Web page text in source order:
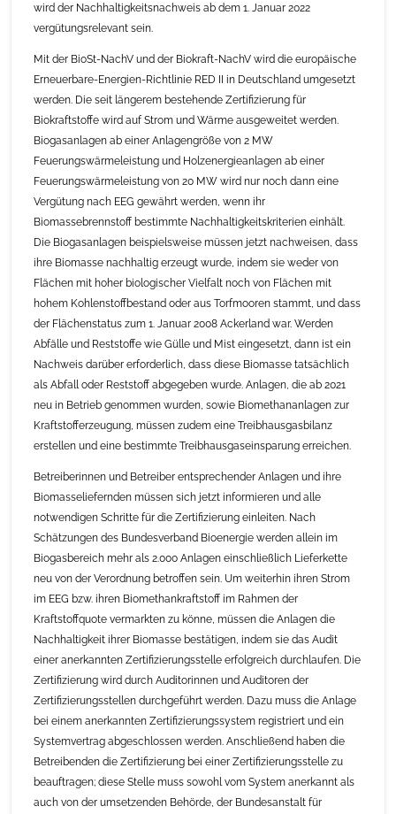
wird der Nachhaltigkeitsnachweis ab dem 1. Januar 2022
vergütungsrelevant sein.
Mit der BioSt-NachV und der Biokraft-NachV wird die europäische
Erneuerbare-Energien-Richtlinie RED II in Deutschland umgesetzt
werden. Die seit längerem bestehende Zertifizierung für
Biokraftstoffe wird auf Strom und Wärme ausgeweitet werden.
Biogasanlagen ab einer Anlagengröße von 2 MW
Feuerungswärmeleistung und Holzenergieanlagen ab einer
Feuerungswärmeleistung von 20 MW wird nur noch dann eine
Vergütung nach EEG gewährt werden, wenn ihr
Biomassebrennstoff bestimmte Nachhaltigkeitskriterien einhält.
Die Biogasanlagen beispielsweise müssen jetzt nachweisen, dass
ihre Biomasse nachhaltig erzeugt wurde, indem sie weder von
Flächen mit hoher biologischer Vielfalt noch von Flächen mit
hohem Kohlenstoffbestand oder aus Torfmooren stammt, und dass
der Flächenstatus zum 1. Januar 2008 Ackerland war. Werden
Abfälle und Reststoffe wie Gülle und Mist eingesetzt, dann ist ein
Nachweis darüber erforderlich, dass diese Biomasse tatsächlich
als Abfall oder Reststoff abgegeben wurde. Anlagen, die ab 2021
neu in Betrieb genommen wurden, sowie Biomethananlagen zur
Kraftstofferzeugung, müssen zudem eine Treibhausgasbilanz
erstellen und eine bestimmte Treibhausgaseinsparung erreichen.
Betreiberinnen und Betreiber entsprechender Anlagen und ihre
Biomasseliefernden müssen sich jetzt informieren und alle
notwendigen Schritte für die Zertifizierung einleiten. Nach
Schätzungen des Bundesverband Bioenergie werden allein im
Biogasbereich mehr als 2.000 Anlagen einschließlich Lieferkette
neu von der Verordnung betroffen sein. Um weiterhin ihren Strom
im EEG bzw. ihren Biomethankraftstoff im Rahmen der
Kraftstoffquote vermarkten zu könne, müssen die Anlagen die
Nachhaltigkeit ihrer Biomasse bestätigen, indem sie das Audit
einer anerkannten Zertifizierungsstelle erfolgreich durchlaufen. Die
Zertifizierung wird durch Auditorinnen und Auditoren der
Zertifizierungsstellen durchgeführt werden. Dazu muss die Anlage
bei einem anerkannten Zertifizierungssystem registriert und ein
Systemvertrag abgeschlossen werden. Anschließend haben die
Betreibenden die Zertifizierung bei einer Zertifizierungsstelle zu
beauftragen; diese Stelle muss sowohl vom System anerkannt als
auch von der umsetzenden Behörde, der Bundesanstalt für